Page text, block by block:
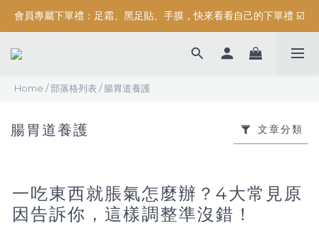
按摩系列滿$3000元，加碼送滿額禮『 精油保濕沐浴露 (正貨) 』
會員專屬下單禮：足霜、黑足貼、手膜，快來看看自己的下單禮 ☑️
按摩系列滿$3000元，加碼送滿額禮『 精油保濕沐浴露 (正貨) 』
Home /部落格列表 /腸胃道養護
腸胃道養護 文章分類
一吃東西就脹氣怎麼辦？4大常見原
因告訴你，這樣調整準沒錯！